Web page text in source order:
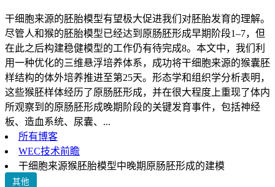
干细胞来源的胚胎模型有望极大促进我们对胚胎发育的理解。
尽管人和猴的胚胎模型已经达到原肠胚形成早期阶段1–7，但
在此之后构建稳健模型的工作仍有待完成8。本文中，我们利
用一种优化的三维悬浮培养体系，成功将干细胞来源的猴囊胚
样结构的体外培养推进至第25天。形态学和组织学分析表明，
这些猴胚样体经历了原肠胚形成，并在很大程度上重现了体内
所观察到的原肠胚形成晚期阶段的关键发育事件，包括神经
板、造血系统、尿囊、...
所有博客
WEC技术前瞻
干细胞来源猴胚胎模型中晚期原肠胚形成的建模
其他